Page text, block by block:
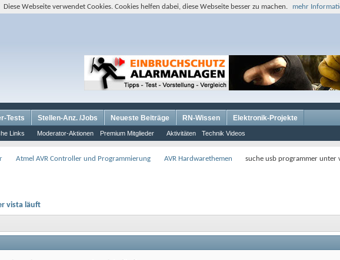
Links Moderator-Aktionen Premium Mitglieder Aktivitäten Technik Videos
Tests Stellen-Anz. /Jobs Neueste Beiträge RN-Wissen Elektronik-Projekte
Atmel AVR Controller und Programmierung AVR Hardwarethemen
suche usb programmer unter
vista läuft
Diese Webseite verwendet Cookies. Cookies helfen dabei, diese Webseite besser zu machen. mehr